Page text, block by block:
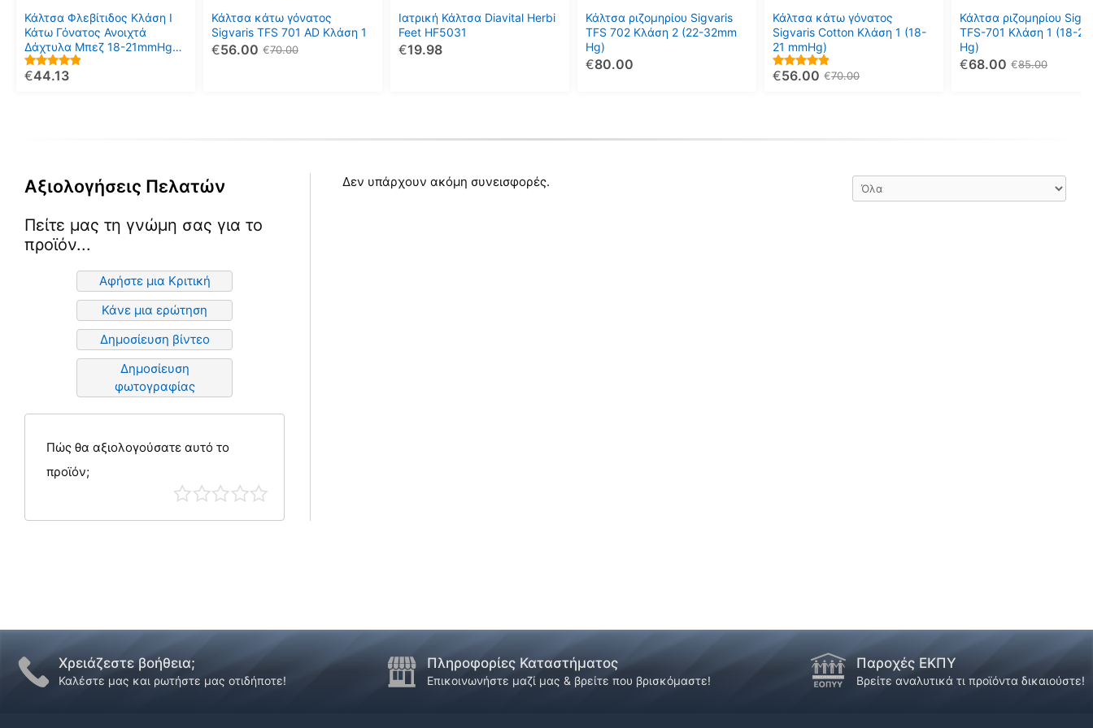
Κάλτσα Φλεβίτιδος Κλάση Ι
Κάτω Γόνατος Ανοιχτά
Δάχτυλα Μπεζ 18-21mmHg
(T31) MOBIAK
5.00
out of 5
44.13
€
μπορούν
να
επιλεγούν
στη
σελίδα
Κάλτσα κάτω γόνατος
Sigvaris TFS 701 AD Κλάση 1
70.00
€
56.00
€
μπορούν
να
επιλεγούν
Ιατρική Κάλτσα Diavital Herbi
Feet HF5031
19.98
€
μπορούν
να
επιλεγούν
Κάλτσα ριζομηρίου Sigvaris
TFS 702 Κλάση 2 (22-32mm
Hg)
80.00
€
μπορούν
να
επιλεγούν
στη
Κάλτσα κάτω γόνατος
Sigvaris Cotton Κλάση 1 (18-
21 mmHg)
5.00
out of 5
70.00
€
56.00
€
μπορούν
να
επιλεγούν
στη
σελίδα
Κάλτσα ριζομηρίου
TFS-701 Κλάση 1 (18-
Hg)
85.00
€
68.00
€
μπορούν
να
επιλεγούν
στη
Αξιολογήσεις Πελατών
Πείτε μας τη γνώμη σας για το
προϊόν...
Αφήστε μια Κριτική
Κάνε μια ερώτηση
Δημοσίευση βίντεο
Δημοσίευση
φωτογραφίας
Πώς θα αξιολογούσατε αυτό το
προϊόν;
Δεν υπάρχουν ακόμη συνεισφορές.
Χρειάζεστε βοήθεια;
Καλέστε μας και ρωτήστε μας οτιδήποτε!
Πληροφορίες Καταστήματος
Επικοινωνήστε μαζί μας & βρείτε που βρισκόμαστε!
Παροχές ΕΚΠΥ
Βρείτε αναλυτικά τι προϊόντα δικαιούστε!